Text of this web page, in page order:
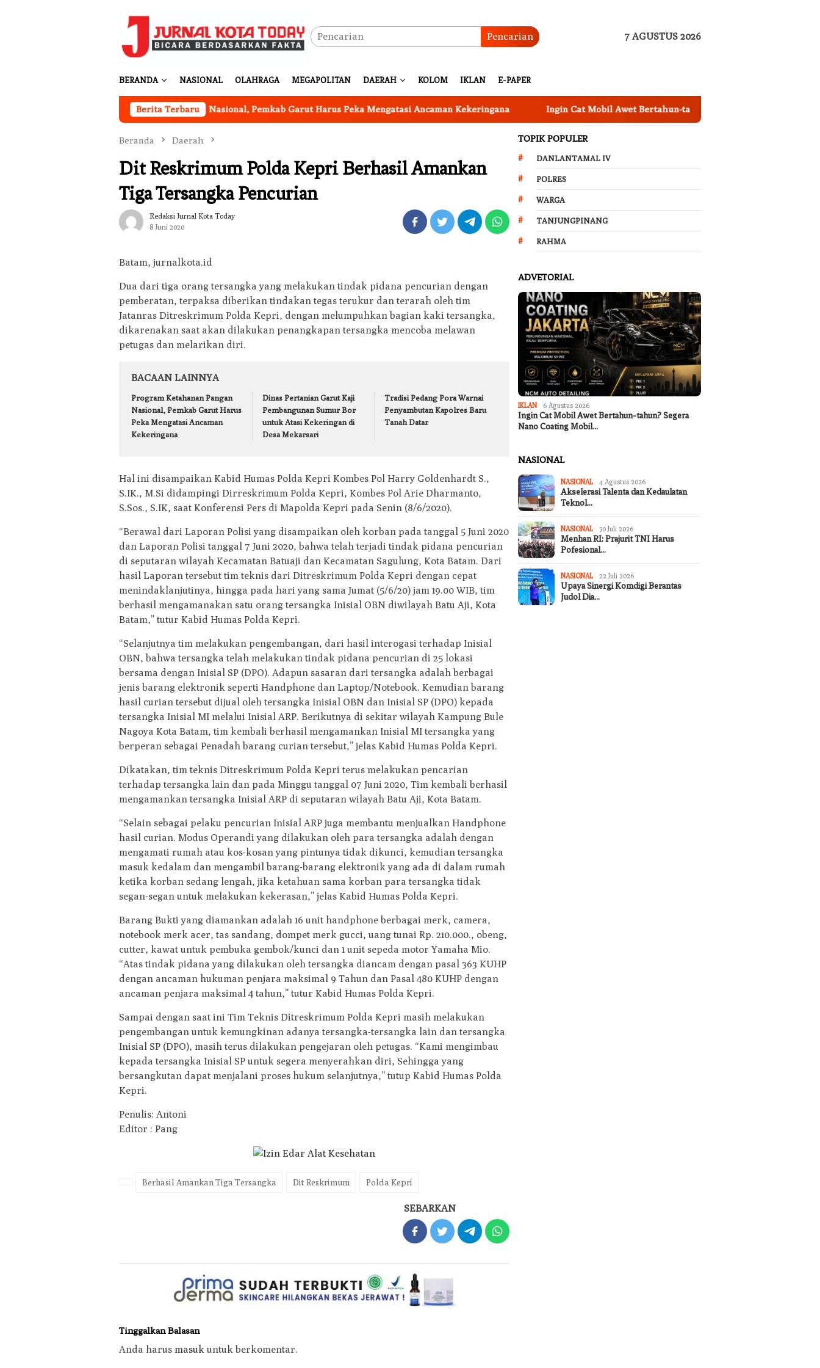
Pencarian 7 AGUSTUS 2026
BERANDA NASIONAL OLAHRAGA MEGAPOLITAN DAERAH KOLOM IKLAN E-PAPER
Berita Terbaru
Program Ketahanan Pangan Nasional, Pemkab Garut Harus Peka Mengatasi Ancaman Kekeringana Ingin Cat Mobil Awet Bertahun-tahun? Segera Nano Coating Mobil Jakarta
Beranda Daerah
Dit Reskrimum Polda Kepri Berhasil Amankan
Tiga Tersangka Pencurian
Redaksi Jurnal Kota Today
8 Juni 2020
Batam, jurnalkota.id
Dua dari tiga orang tersangka yang melakukan tindak pidana pencurian dengan
pemberatan, terpaksa diberikan tindakan tegas terukur dan terarah oleh tim
Jatanras Ditreskrimum Polda Kepri, dengan melumpuhkan bagian kaki tersangka,
dikarenakan saat akan dilakukan penangkapan tersangka mencoba melawan
petugas dan melarikan diri.
BACAAN LAINNYA
Program Ketahanan Pangan
Nasional, Pemkab Garut Harus
Peka Mengatasi Ancaman
Kekeringana
Dinas Pertanian Garut Kaji
Pembangunan Sumur Bor
untuk Atasi Kekeringan di
Desa Mekarsari
Tradisi Pedang Pora Warnai
Penyambutan Kapolres Baru
Tanah Datar
Hal ini disampaikan Kabid Humas Polda Kepri Kombes Pol Harry Goldenhardt S.,
S.IK., M.Si didampingi Dirreskrimum Polda Kepri, Kombes Pol Arie Dharmanto,
S.Sos., S.IK, saat Konferensi Pers di Mapolda Kepri pada Senin (8/6/2020).
“Berawal dari Laporan Polisi yang disampaikan oleh korban pada tanggal 5 Juni 2020
dan Laporan Polisi tanggal 7 Juni 2020, bahwa telah terjadi tindak pidana pencurian
di seputaran wilayah Kecamatan Batuaji dan Kecamatan Sagulung, Kota Batam. Dari
hasil Laporan tersebut tim teknis dari Ditreskrimum Polda Kepri dengan cepat
menindaklanjutinya, hingga pada hari yang sama Jumat (5/6/20) jam 19.00 WIB, tim
berhasil mengamanakan satu orang tersangka Inisial OBN diwilayah Batu Aji, Kota
Batam,” tutur Kabid Humas Polda Kepri.
“Selanjutnya tim melakukan pengembangan, dari hasil interogasi terhadap Inisial
OBN, bahwa tersangka telah melakukan tindak pidana pencurian di 25 lokasi
bersama dengan Inisial SP (DPO). Adapun sasaran dari tersangka adalah berbagai
jenis barang elektronik seperti Handphone dan Laptop/Notebook. Kemudian barang
hasil curian tersebut dijual oleh tersangka Inisial OBN dan Inisial SP (DPO) kepada
tersangka Inisial MI melalui Inisial ARP. Berikutnya di sekitar wilayah Kampung Bule
Nagoya Kota Batam, tim kembali berhasil mengamankan Inisial MI tersangka yang
berperan sebagai Penadah barang curian tersebut,” jelas Kabid Humas Polda Kepri.
Dikatakan, tim teknis Ditreskrimum Polda Kepri terus melakukan pencarian
terhadap tersangka lain dan pada Minggu tanggal 07 Juni 2020, Tim kembali berhasil
mengamankan tersangka Inisial ARP di seputaran wilayah Batu Aji, Kota Batam.
“Selain sebagai pelaku pencurian Inisial ARP juga membantu menjualkan Handphone
hasil curian. Modus Operandi yang dilakukan oleh para tersangka adalah dengan
mengamati rumah atau kos-kosan yang pintunya tidak dikunci, kemudian tersangka
masuk kedalam dan mengambil barang-barang elektronik yang ada di dalam rumah
ketika korban sedang lengah, jika ketahuan sama korban para tersangka tidak
segan-segan untuk melakukan kekerasan,” jelas Kabid Humas Polda Kepri.
Barang Bukti yang diamankan adalah 16 unit handphone berbagai merk, camera,
notebook merk acer, tas sandang, dompet merk gucci, uang tunai Rp. 210.000., obeng,
cutter, kawat untuk pembuka gembok/kunci dan 1 unit sepeda motor Yamaha Mio.
“Atas tindak pidana yang dilakukan oleh tersangka diancam dengan pasal 363 KUHP
dengan ancaman hukuman penjara maksimal 9 Tahun dan Pasal 480 KUHP dengan
ancaman penjara maksimal 4 tahun,” tutur Kabid Humas Polda Kepri.
Sampai dengan saat ini Tim Teknis Ditreskrimum Polda Kepri masih melakukan
pengembangan untuk kemungkinan adanya tersangka-tersangka lain dan tersangka
Inisial SP (DPO), masih terus dilakukan pengejaran oleh petugas. “Kami mengimbau
kepada tersangka Inisial SP untuk segera menyerahkan diri, Sehingga yang
bersangkutan dapat menjalani proses hukum selanjutnya,” tutup Kabid Humas Polda
Kepri.
Penulis: Antoni
Editor : Pang
Berhasil Amankan Tiga Tersangka Dit Reskrimum Polda Kepri
SEBARKAN
Tinggalkan Balasan
Anda harus masuk untuk berkomentar.
TOPIK POPULER
DANLANTAMAL IV
POLRES
WARGA
TANJUNGPINANG
RAHMA
ADVETORIAL
IKLAN 6 Agustus 2026
Ingin Cat Mobil Awet Bertahun-tahun? Segera
Nano Coating Mobil…
NASIONAL
NASIONAL 4 Agustus 2026
Akselerasi Talenta dan Kedaulatan
Teknol…
NASIONAL 30 Juli 2026
Menhan RI: Prajurit TNI Harus
Pofesional…
NASIONAL 22 Juli 2026
Upaya Sinergi Komdigi Berantas
Judol Dia…